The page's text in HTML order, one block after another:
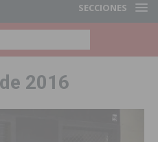
SECCIONES
2016